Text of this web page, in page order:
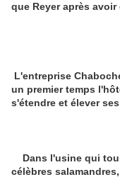
que Reyer après avoir
L'entreprise
un premier temps
s'étendre et élever
Dans l'usine qui
célèbres